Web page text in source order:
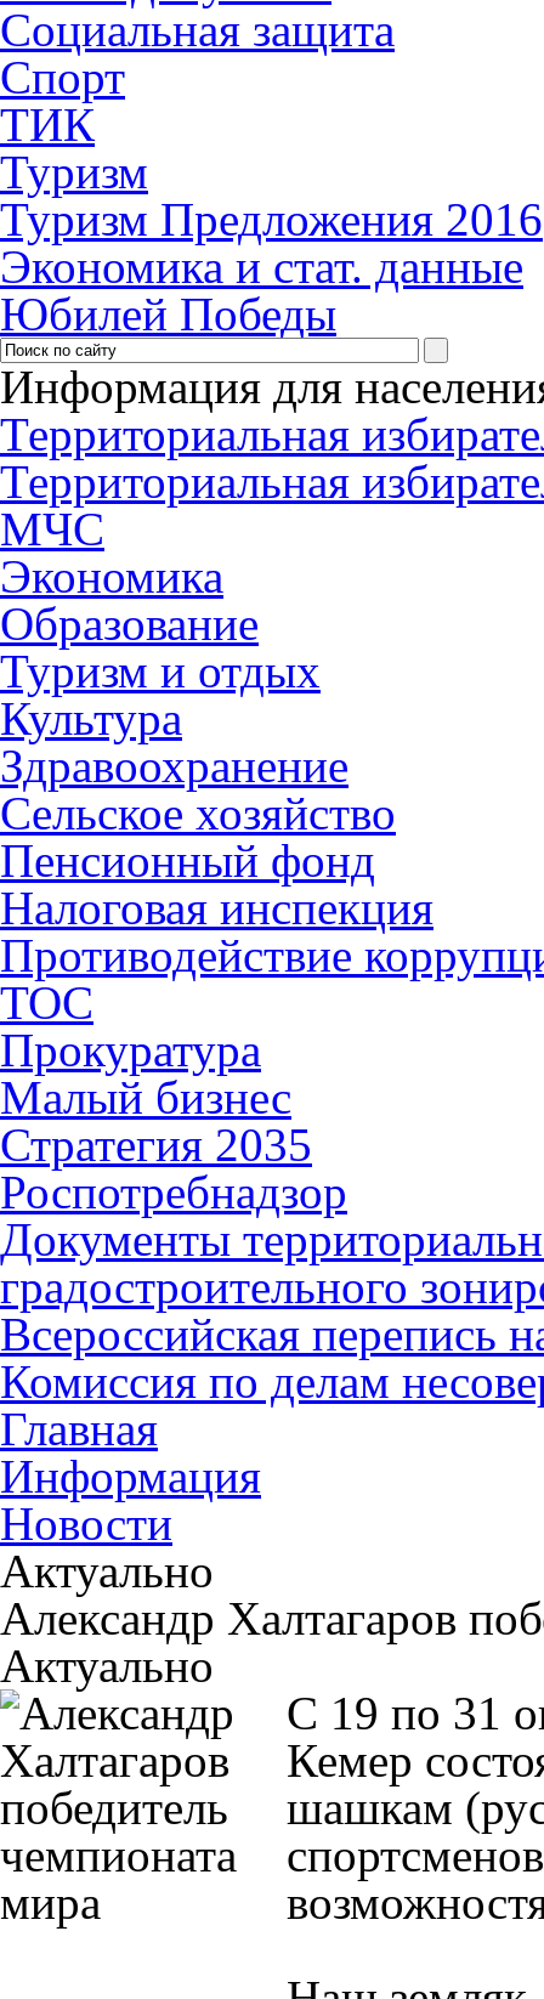
Социальная защита
Спорт
ТИК
Туризм
Туризм Предложения 2016
Экономика и стат. данные
Юбилей Победы
Информация для
Территориальная
Территориальная
МЧС
Экономика
Образование
Туризм и отдых
Культура
Здравоохранение
Сельское хозяйство
Пенсионный фонд
Налоговая инспекция
Противодействие
ТОС
Прокуратура
Малый бизнес
Стратегия 2035
Роспотребнадзор
Документы
градостроительного
Всероссийская перепись
Комиссия по делам
Главная
Информация
Новости
Актуально
Александр Халтагаров
Актуально
С 19 по 31
Кемер
шашкам